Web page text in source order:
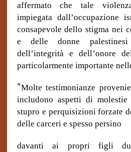
affermato che tale
impiegata dall’occupazione
consapevole dello stigma nei
e delle donne palestinesi
dell’integrità e dell’onore
particolarmente importante
“Molte testimonianze
includono aspetti di molestie
stupro e perquisizioni forzate
delle carceri e spesso persino
davanti ai propri figli